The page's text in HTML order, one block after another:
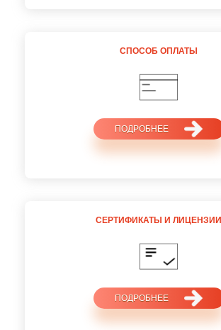
СПОСОБ ОПЛАТЫ
ПОДРОБНЕЕ
СЕРТИФИКАТЫ И ЛИЦЕНЗИИ
ПОДРОБНЕЕ